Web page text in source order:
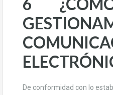
6
De conformidad con lo